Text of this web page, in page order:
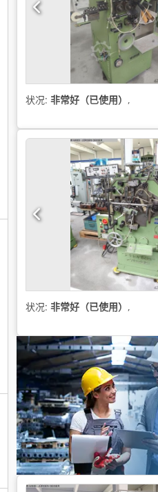
状况: 非常好（已使用） ,
状况: 非常好（已使用） ,